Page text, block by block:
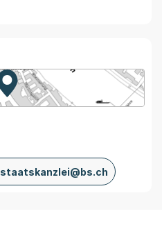
Zur Karte von MapBS.
Externer Link, wird in einem
staatskanzlei@bs.ch